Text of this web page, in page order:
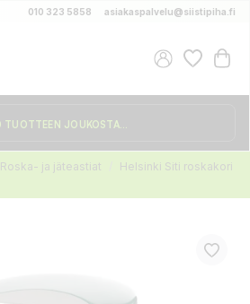
010 323 5858 asiakaspalvelu@siistipiha.fi
Roska- ja jäteastiat
Helsinki Siti roskakori